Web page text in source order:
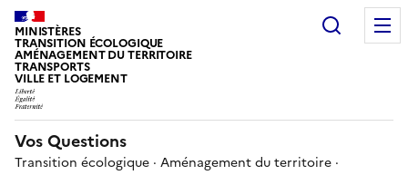
MINISTÈRES
TRANSITION ÉCOLOGIQUE
AMÉNAGEMENT DU TERRITOIRE
TRANSPORTS
VILLE ET LOGEMENT
Vos Questions
Transition écologique · Aménagement du territoire ·